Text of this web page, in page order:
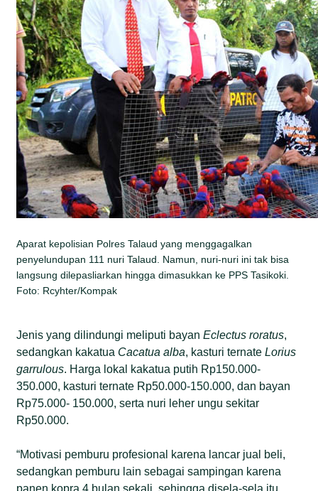
Aparat kepolisian Polres Talaud yang menggagalkan
penyelundupan 111 nuri Talaud. Namun, nuri-nuri ini tak bisa
langsung dilepasliarkan hingga dimasukkan ke PPS Tasikoki.
Foto: Rcyhter/Kompak
Jenis yang dilindungi meliputi bayanEclectus roratus,
sedangkan kakatua Cacatua alba, kasturi ternateLorius
garrulous. Harga lokal kakatua putih Rp150.000-
350.000, kasturi ternate Rp50.000-150.000, dan bayan
Rp75.000- 150.000, serta nuri leher ungu sekitar
Rp50.000.
“Motivasi pemburu profesional karena lancar jual beli,
sedangkan pemburu lain sebagai sampingan karena
panen kopra 4 bulan sekali, sehingga disela-sela itu